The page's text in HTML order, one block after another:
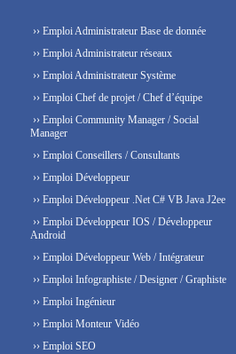
›› Emploi Administrateur Base de donnée
›› Emploi Administrateur réseaux
›› Emploi Administrateur Système
›› Emploi Chef de projet / Chef d’équipe
›› Emploi Community Manager / Social
Manager
›› Emploi Conseillers / Consultants
›› Emploi Développeur
›› Emploi Développeur .Net C# VB Java J2ee
›› Emploi Développeur IOS / Développeur
Android
›› Emploi Développeur Web / Intégrateur
›› Emploi Infographiste / Designer / Graphiste
›› Emploi Ingénieur
›› Emploi Monteur Vidéo
›› Emploi SEO